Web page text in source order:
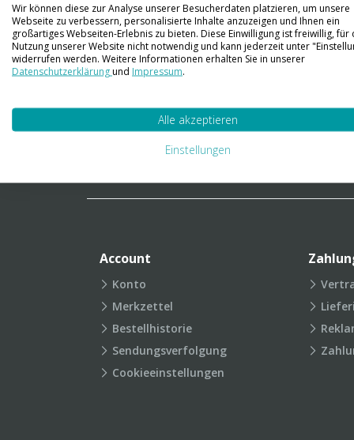
Kontaktieren Sie uns
061 711 73 56
Verpackungslexikon
FAQ
Account
Konto
Merkzettel
Bestellhistorie
Sendungsverfolgung
Cookieeinstellungen
Wir können diese zur Analyse unserer Besucherdaten platzieren, um unsere
Webseite zu verbessern, personalisierte Inhalte anzuzeigen und Ihnen ein
großartiges Webseiten-Erlebnis zu bieten. Diese Einwilligung ist freiwillig, für
Nutzung unserer Website nicht notwendig und kann jederzeit unter
widerrufen werden. Weitere Informationen erhalten Sie in unserer
Datenschutzerklärungund Impressum.
Alle akzeptieren
Einstellungen